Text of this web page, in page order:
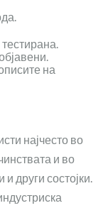
на
најчесто во
и во
други состојки.